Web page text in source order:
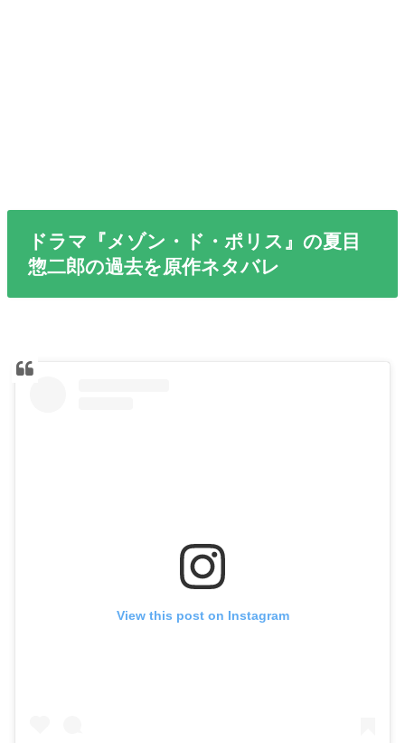
ドラマ『メゾン・ド・ポリス』の夏目
惣二郎の過去を原作ネタバレ
View this post on Instagram